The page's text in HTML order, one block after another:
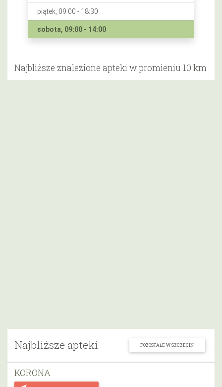
Najbliższe apteki POZOSTAŁE W SZCZECIN
KORONA
piątek, 09:00 - 18:30
sobota, 09:00 - 14:00
Najbliższe znalezione apteki w promieniu 10 km